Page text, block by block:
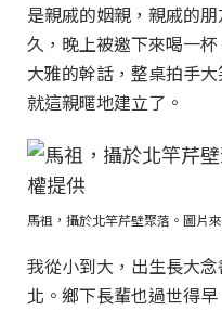
是親戚的姻親，親戚的
久，晚上被邀下來喝一
大雅的幹話，整桌拍手
就這親暱地建立了。
馬祖，攝於北竿芹壁聚落。圖片
我從小到大，出生長大
北。鄉下長輩也過世得